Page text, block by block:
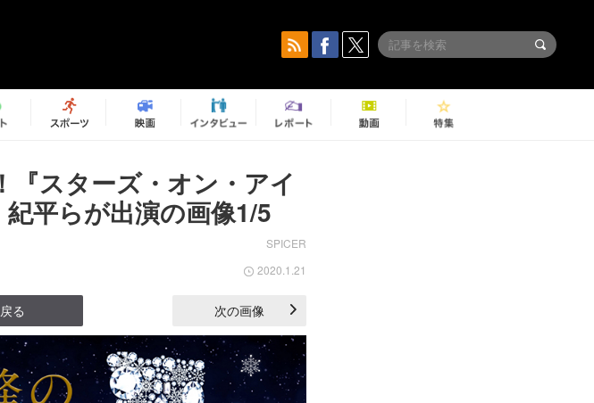
スターズ・オン・アイ
平らが出演の画像1/5
SPICER
2020.1.21
る 次の画像